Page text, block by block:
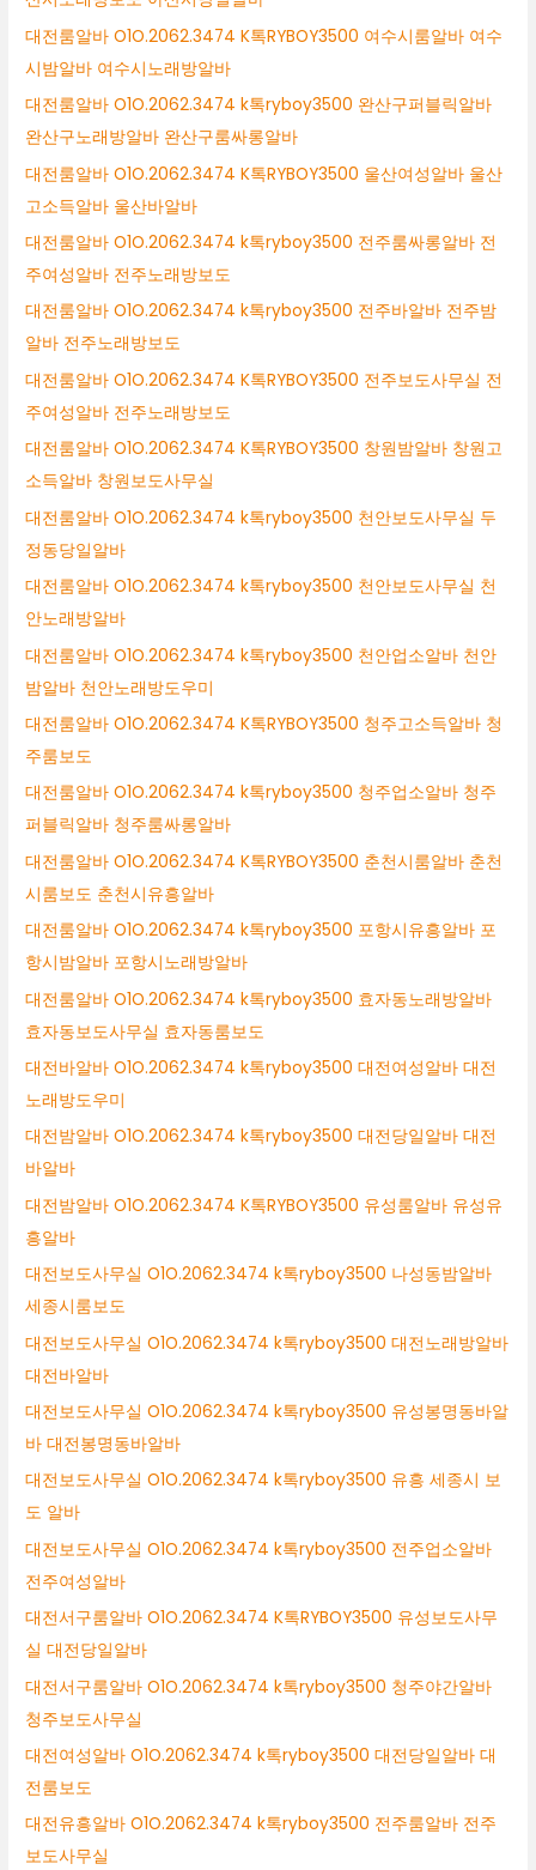
대전룸알바 O1O.2062.3474 K톡RYBOY3500 여수시룸알바 여수
시밤알바 여수시노래방알바
대전룸알바 O1O.2062.3474 k톡ryboy3500 완산구퍼블릭알바
완산구노래방알바 완산구룸싸롱알바
대전룸알바 O1O.2062.3474 K톡RYBOY3500 울산여성알바 울산
고소득알바 울산바알바
대전룸알바 O1O.2062.3474 k톡ryboy3500 전주룸싸롱알바 전
주여성알바 전주노래방보도
대전룸알바 O1O.2062.3474 k톡ryboy3500 전주바알바 전주밤
알바 전주노래방보도
대전룸알바 O1O.2062.3474 K톡RYBOY3500 전주보도사무실 전
주여성알바 전주노래방보도
대전룸알바 O1O.2062.3474 K톡RYBOY3500 창원밤알바 창원고
소득알바 창원보도사무실
대전룸알바 O1O.2062.3474 k톡ryboy3500 천안보도사무실 두
정동당일알바
대전룸알바 O1O.2062.3474 k톡ryboy3500 천안보도사무실 천
안노래방알바
대전룸알바 O1O.2062.3474 k톡ryboy3500 천안업소알바 천안
밤알바 천안노래방도우미
대전룸알바 O1O.2062.3474 K톡RYBOY3500 청주고소득알바 청
주룸보도
대전룸알바 O1O.2062.3474 k톡ryboy3500 청주업소알바 청주
퍼블릭알바 청주룸싸롱알바
대전룸알바 O1O.2062.3474 K톡RYBOY3500 춘천시룸알바 춘천
시룸보도 춘천시유흥알바
대전룸알바 O1O.2062.3474 k톡ryboy3500 포항시유흥알바 포
항시밤알바 포항시노래방알바
대전룸알바 O1O.2062.3474 k톡ryboy3500 효자동노래방알바
효자동보도사무실 효자동룸보도
대전바알바 O1O.2062.3474 k톡ryboy3500 대전여성알바 대전
노래방도우미
대전밤알바 O1O.2062.3474 k톡ryboy3500 대전당일알바 대전
바알바
대전밤알바 O1O.2062.3474 K톡RYBOY3500 유성룸알바 유성유
흥알바
대전보도사무실 O1O.2062.3474 k톡ryboy3500 나성동밤알바
세종시룸보도
대전보도사무실 O1O.2062.3474 k톡ryboy3500 대전노래방알바
대전바알바
대전보도사무실 O1O.2062.3474 k톡ryboy3500 유성봉명동바알
바 대전봉명동바알바
대전보도사무실 O1O.2062.3474 k톡ryboy3500 유흥 세종시 보
도 알바
대전보도사무실 O1O.2062.3474 k톡ryboy3500 전주업소알바
전주여성알바
대전서구룸알바 O1O.2062.3474 K톡RYBOY3500 유성보도사무
실 대전당일알바
대전서구룸알바 O1O.2062.3474 k톡ryboy3500 청주야간알바
청주보도사무실
대전여성알바 O1O.2062.3474 k톡ryboy3500 대전당일알바 대
전룸보도
대전유흥알바 O1O.2062.3474 k톡ryboy3500 전주룸알바 전주
보도사무실